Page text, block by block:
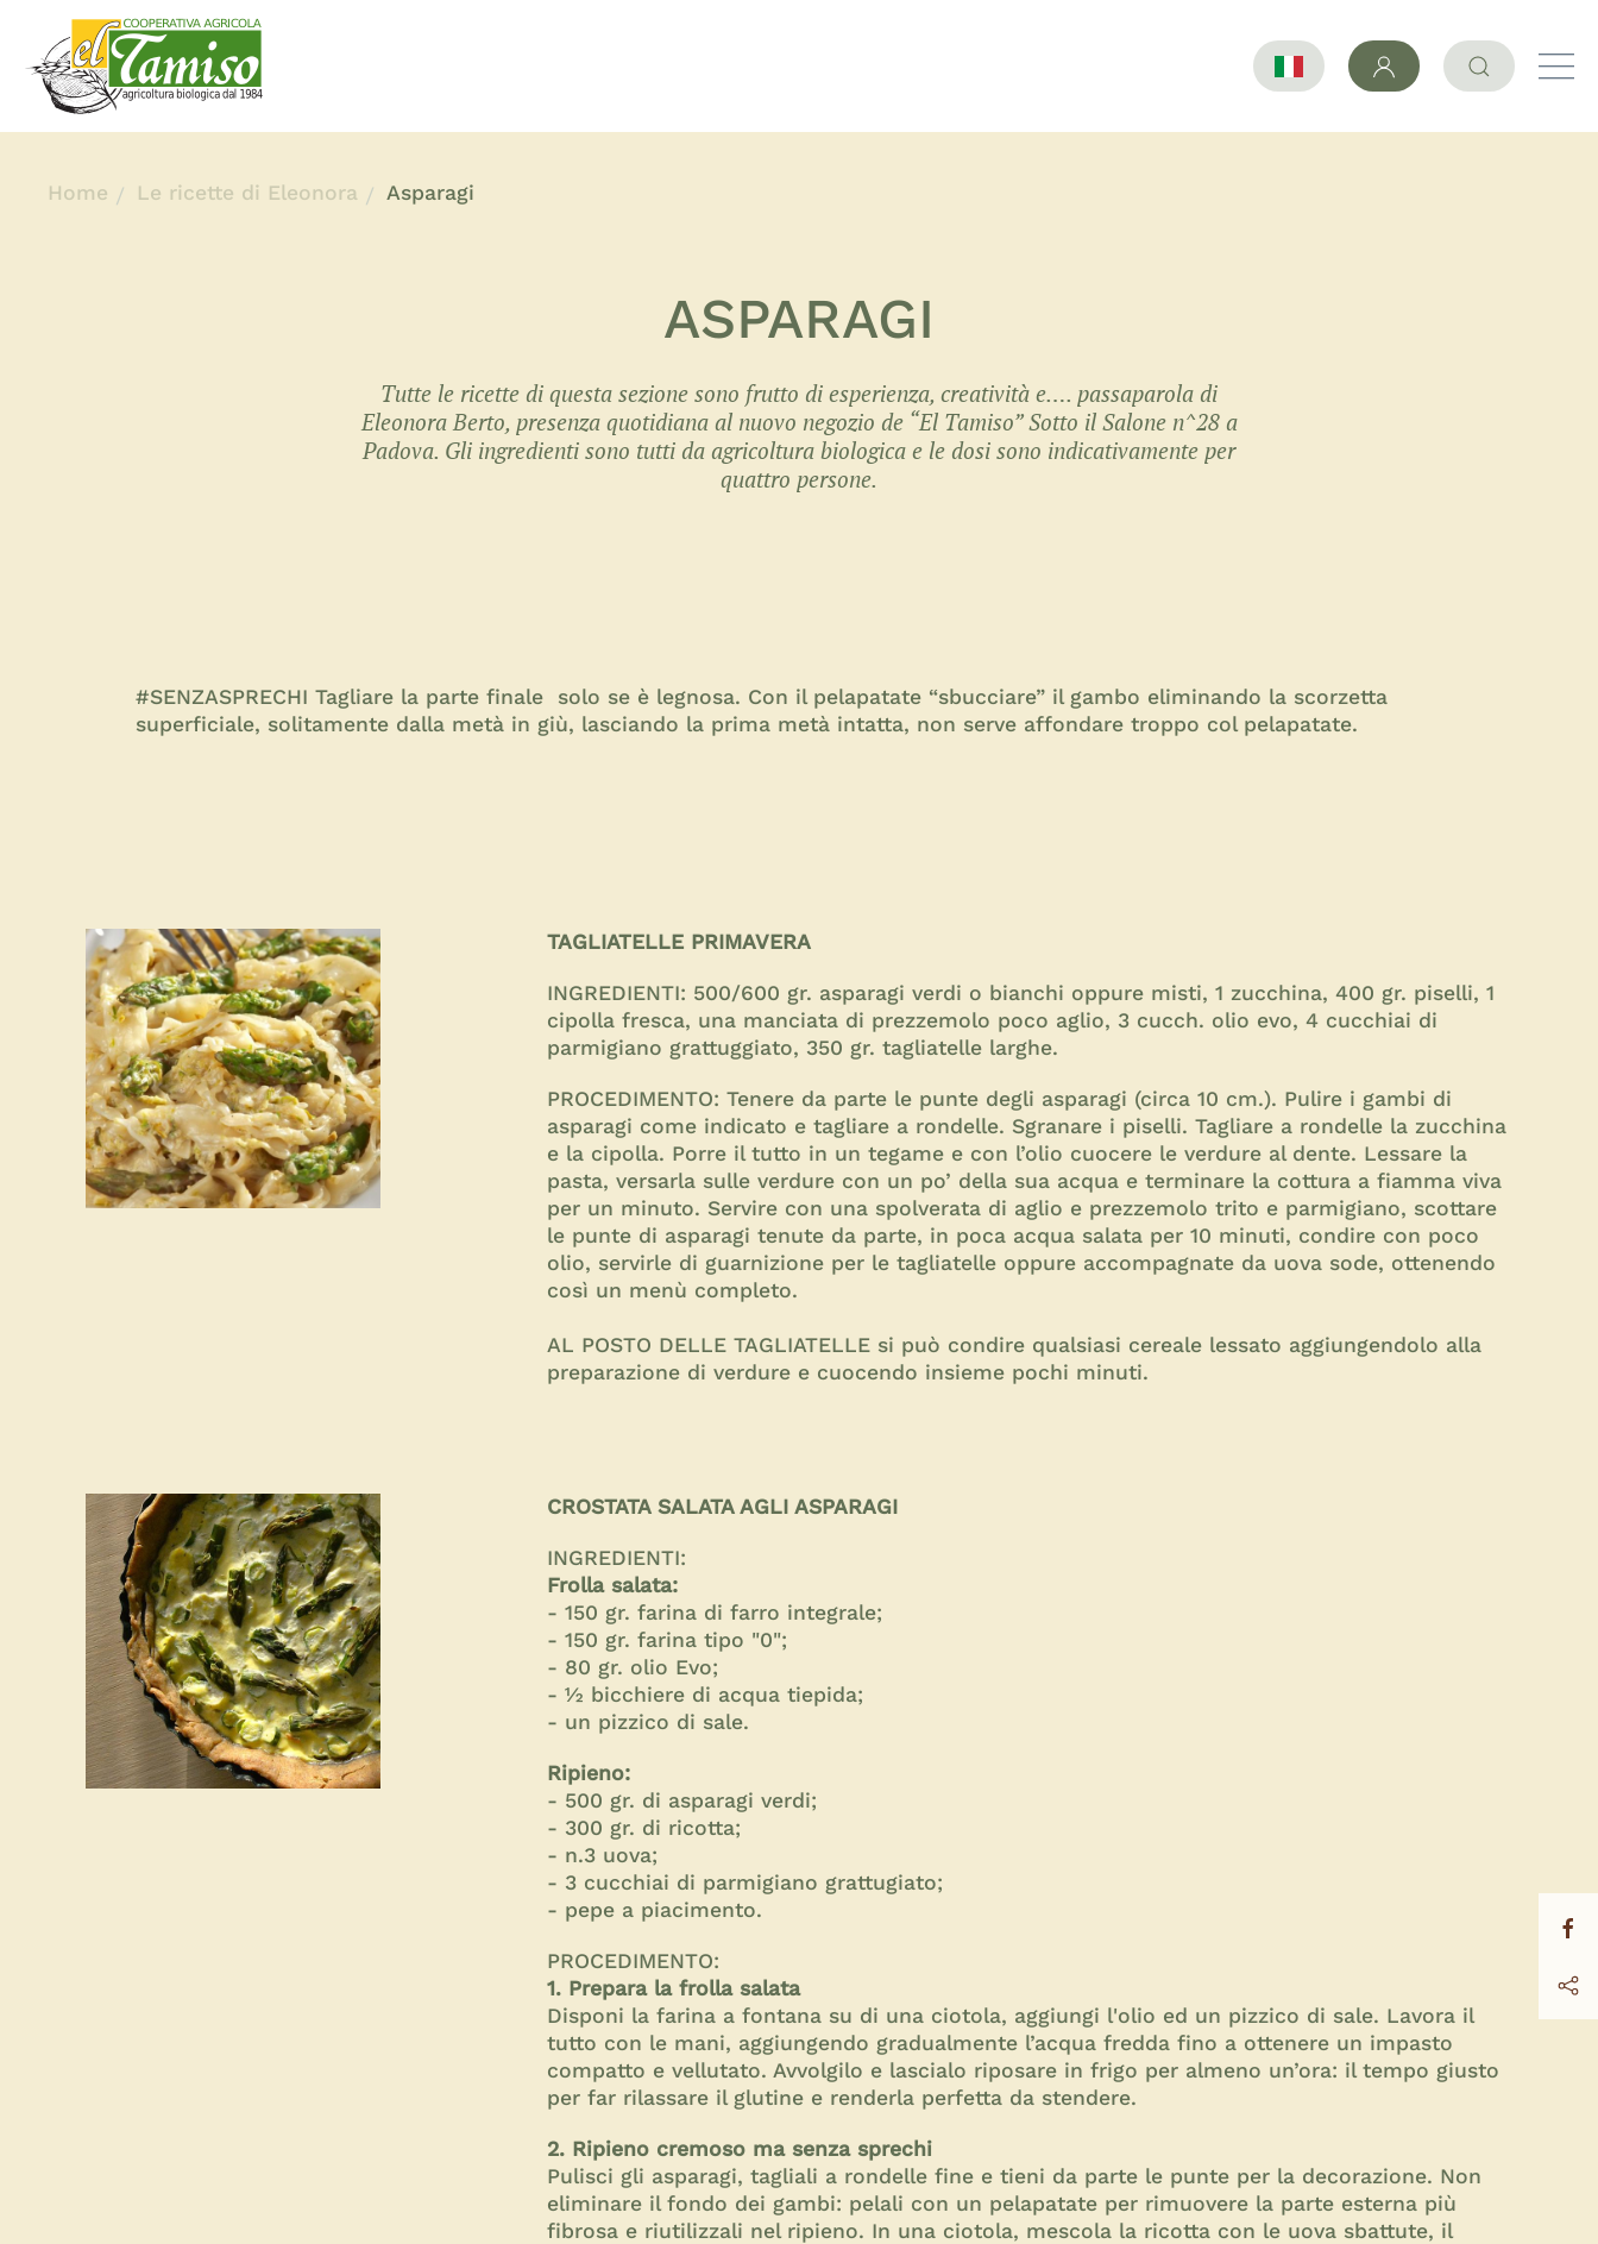
Home Le ricette di Eleonora Asparagi
ASPARAGI
Tutte le ricette di questa sezione sono frutto di esperienza, creatività e…. passaparola di
Eleonora Berto, presenza quotidiana al nuovo negozio de “El Tamiso” Sotto il Salone n^28 a
Padova. Gli ingredienti sono tutti da agricoltura biologica e le dosi sono indicativamente per
quattro persone.
#SENZASPRECHI Tagliare la parte finale solo se è legnosa. Con il pelapatate “sbucciare” il gambo eliminando la scorzetta
superficiale, solitamente dalla metà in giù, lasciando la prima metà intatta, non serve affondare troppo col pelapatate.
TAGLIATELLE PRIMAVERA
INGREDIENTI: 500/600 gr. asparagi verdi o bianchi oppure misti, 1 zucchina, 400 gr. piselli, 1
cipolla fresca, una manciata di prezzemolo poco aglio, 3 cucch. olio evo, 4 cucchiai di
parmigiano grattuggiato, 350 gr. tagliatelle larghe.
PROCEDIMENTO: Tenere da parte le punte degli asparagi (circa 10 cm.). Pulire i gambi di
asparagi come indicato e tagliare a rondelle. Sgranare i piselli. Tagliare a rondelle la zucchina
e la cipolla. Porre il tutto in un tegame e con l’olio cuocere le verdure al dente. Lessare la
pasta, versarla sulle verdure con un po’ della sua acqua e terminare la cottura a fiamma viva
per un minuto. Servire con una spolverata di aglio e prezzemolo trito e parmigiano, scottare
le punte di asparagi tenute da parte, in poca acqua salata per 10 minuti, condire con poco
olio, servirle di guarnizione per le tagliatelle oppure accompagnate da uova sode, ottenendo
così un menù completo.
AL POSTO DELLE TAGLIATELLE si può condire qualsiasi cereale lessato aggiungendolo alla
preparazione di verdure e cuocendo insieme pochi minuti.
CROSTATA SALATA AGLI ASPARAGI
INGREDIENTI:
Frolla salata:
- 150 gr. farina di farro integrale;
- 150 gr. farina tipo "0";
- 80 gr. olio Evo;
- ½ bicchiere di acqua tiepida;
- un pizzico di sale.
Ripieno:
- 500 gr. di asparagi verdi;
- 300 gr. di ricotta;
- n.3 uova;
- 3 cucchiai di parmigiano grattugiato;
- pepe a piacimento.
PROCEDIMENTO:
1. Prepara la frolla salata
Disponi la farina a fontana su di una ciotola, aggiungi l'olio ed un pizzico di sale. Lavora il
tutto con le mani, aggiungendo gradualmente l’acqua fredda fino a ottenere un impasto
compatto e vellutato. Avvolgilo e lascialo riposare in frigo per almeno un’ora: il tempo giusto
per far rilassare il glutine e renderla perfetta da stendere.
2. Ripieno cremoso ma senza sprechi
Pulisci gli asparagi, tagliali a rondelle fine e tieni da parte le punte per la decorazione. Non
eliminare il fondo dei gambi: pelali con un pelapatate per rimuovere la parte esterna più
fibrosa e riutilizzali nel ripieno. In una ciotola, mescola la ricotta con le uova sbattute, il